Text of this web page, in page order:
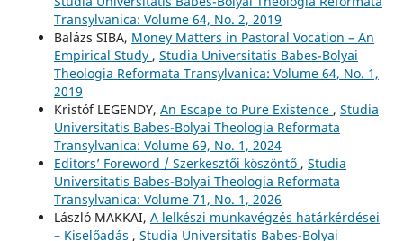
Transylvanica: Volume 64, No. 2, 2019
Balázs SIBA, Money Matters in Pastoral Vocation – An
Empirical Study , Studia Universitatis Babes-Bolyai
Theologia Reformata Transylvanica: Volume 64, No. 1,
2019
Kristóf LEGENDY, An Escape to Pure Existence , Studia
Universitatis Babes-Bolyai Theologia Reformata
Transylvanica: Volume 69, No. 1, 2024
Editors’ Foreword / Szerkesztői köszöntő , Studia
Universitatis Babes-Bolyai Theologia Reformata
Transylvanica: Volume 71, No. 1, 2026
László MAKKAI, A lelkészi munkavégzés határkérdései
– Kiselőadás , Studia Universitatis Babes-Bolyai